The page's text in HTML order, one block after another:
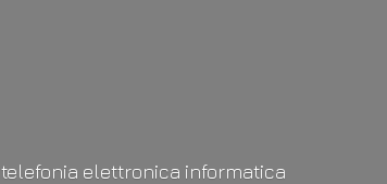
telefonia elettronica informatica